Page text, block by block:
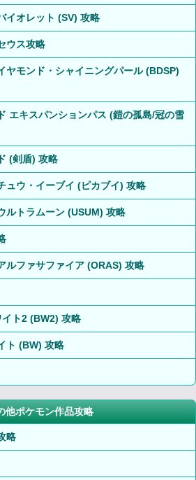
イオレット (SV) 攻略
ウス攻略
ヤモンド・シャイニングパール (BDSP)
エキスパンションパス (鎧の孤島/冠の雪
(剣盾) 攻略
ウ・イーブイ (ピカブイ) 攻略
ルトラムーン (USUM) 攻略
ルファサファイア (ORAS) 攻略
ト2 (BW2) 攻略
ト (BW) 攻略
他ポケモン作品攻略
略